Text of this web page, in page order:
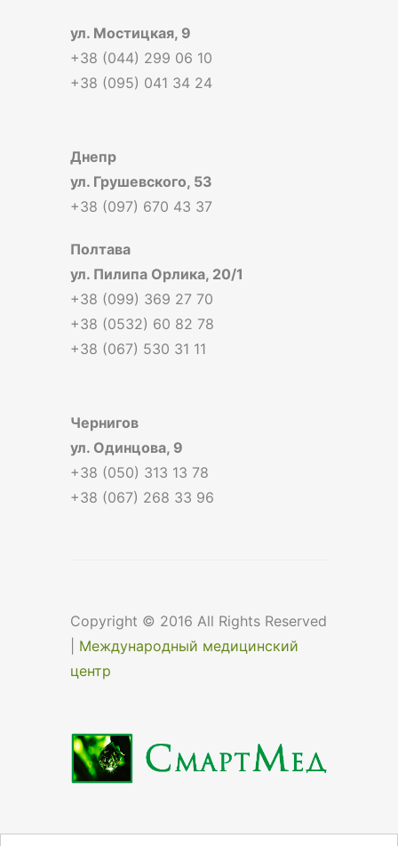
ул. Мостицкая, 9
+38 (044) 299 06 10
+38 (095) 041 34 24
Днепр
ул. Грушевского, 53
+38 (097) 670 43 37
Полтава
ул. Пилипа Орлика, 20/1
+38 (099) 369 27 70
+38 (0532) 60 82 78
+38 (067) 530 31 11
Чернигов
ул. Одинцова, 9
+38 (050) 313 13 78
+38 (067) 268 33 96
Copyright © 2016 All Rights Reserved
Международный медицинский
центр